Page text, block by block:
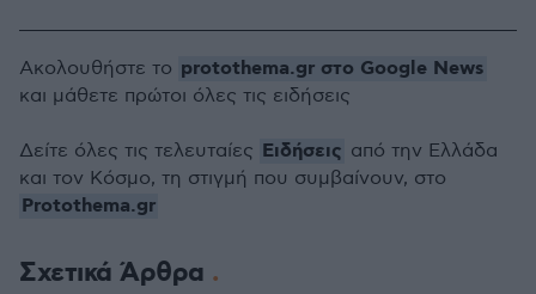
Σχετικά Άρθρα
Ακολουθήστε το protothema.gr στο Google News
και μάθετε πρώτοι όλες τις ειδήσεις
Δείτε όλες τις τελευταίες Ειδήσεις από την Ελλάδα
και τον Κόσμο, τη στιγμή που συμβαίνουν, στο
Protothema.gr